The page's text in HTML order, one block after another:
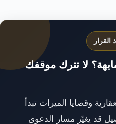
القرار
لا تترك موقفك
وقضايا الميراث تبدأ
قد يغيّر مسار الدعوى